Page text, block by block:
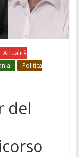
Attualità
Politica
del